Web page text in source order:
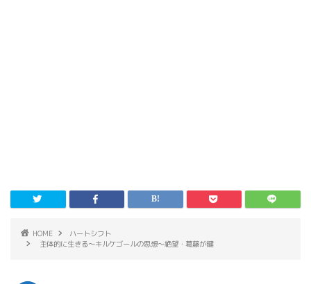
HOME
ハートシフト
主体的に生きる～キルケゴールの思想～絶望・葛藤が鍵